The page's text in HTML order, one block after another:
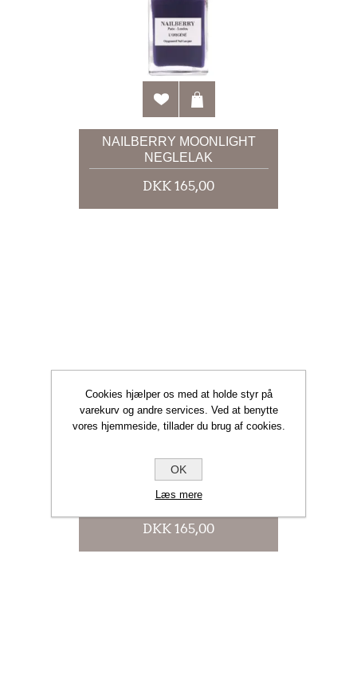
NAILBERRY MOONLIGHT
NEGLELAK
DKK 165,00
NAILBERRY MYSTIQUE RED
NEGLELAK
DKK 165,00
Cookies hjælper os med at holde styr på
varekurv og andre services. Ved at benytte
vores hjemmeside, tillader du brug af cookies.
OK
Læs mere